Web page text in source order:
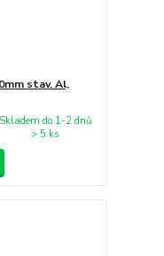
stav. Al,
Skladem do 1-2 dnů
> 5 ks